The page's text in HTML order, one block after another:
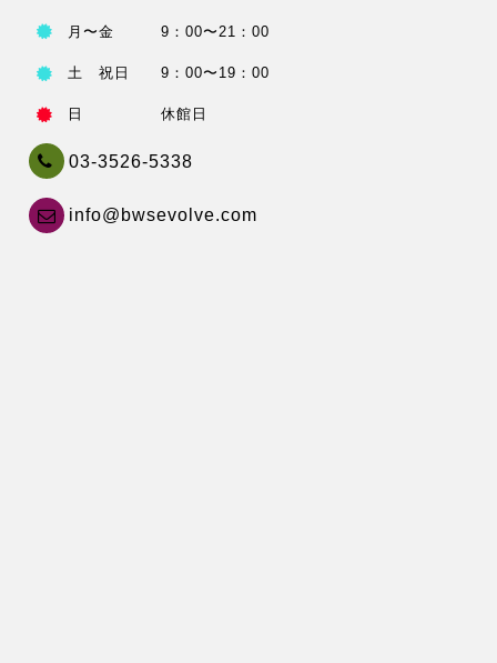
月〜金 9：00〜21：00
土 祝日 9：00〜19：00
日 休館日
03-3526-5338
info@bwsevolve.com